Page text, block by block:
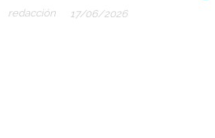
redacción 17/06/2026